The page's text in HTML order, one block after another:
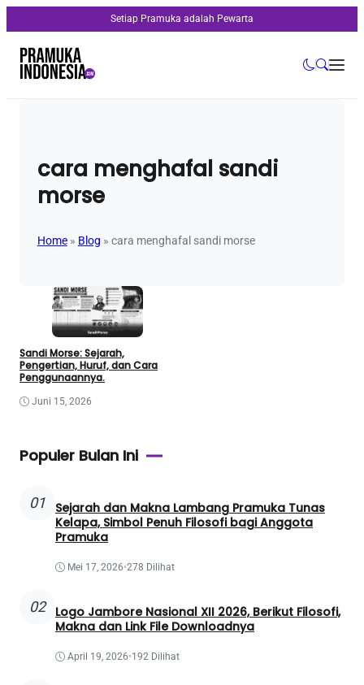
Setiap Pramuka adalah Pewarta
cara menghafal sandi
morse
Home» Blog » cara menghafal sandi morse
Sandi Morse: Sejarah,
Pengertian, Huruf, dan Cara
Penggunaannya.
Juni 15, 2026
Populer Bulan Ini
01
Sejarah dan Makna Lambang Pramuka Tunas
Kelapa, Simbol Penuh Filosofi bagi Anggota
Pramuka
Mei 17, 2026•278 Dilihat
02
Logo Jambore Nasional XII 2026, Berikut Filosofi,
Makna dan Link File Downloadnya
April 19, 2026•192 Dilihat